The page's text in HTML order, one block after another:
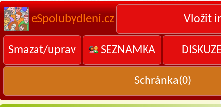
eSpolubydleni.cz Vložit
Smazat/uprav SEZNAMKA
Schránka(0)